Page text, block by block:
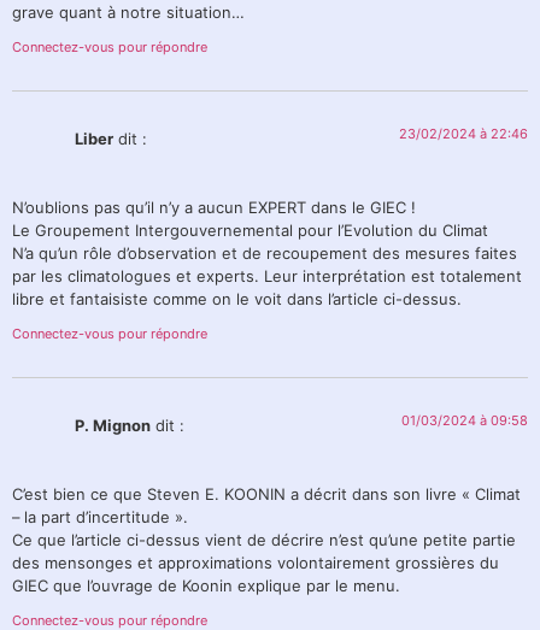
grave quant à notre situation…
Connectez-vous pour répondre
Liber dit : 23/02/2024 à 22:46
N’oublions pas qu’il n’y a aucun EXPERT dans le GIEC !
Le Groupement Intergouvernemental pour l’Evolution du Climat
N’a qu’un rôle d’observation et de recoupement des mesures faites
par les climatologues et experts. Leur interprétation est totalement
libre et fantaisiste comme on le voit dans l’article ci-dessus.
Connectez-vous pour répondre
P. Mignon dit : 01/03/2024 à 09:58
C’est bien ce que Steven E. KOONIN a décrit dans son livre « Climat
– la part d’incertitude ».
Ce que l’article ci-dessus vient de décrire n’est qu’une petite partie
des mensonges et approximations volontairement grossières du
GIEC que l’ouvrage de Koonin explique par le menu.
Connectez-vous pour répondre